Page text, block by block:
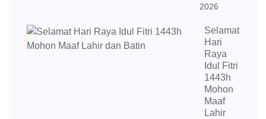
2026
Selamat
Hari
Raya
Idul Fitri
1443h
Mohon
Maaf
Lahir